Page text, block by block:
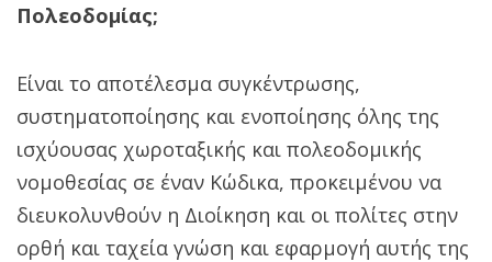
Πολεοδομίας;
Είναι το αποτέλεσμα συγκέντρωσης,
συστηματοποίησης και ενοποίησης όλης της
ισχύουσας χωροταξικής και πολεοδομικής
νομοθεσίας σε έναν Κώδικα, προκειμένου να
διευκολυνθούν η Διοίκηση και οι πολίτες στην
ορθή και ταχεία γνώση και εφαρμογή αυτής της